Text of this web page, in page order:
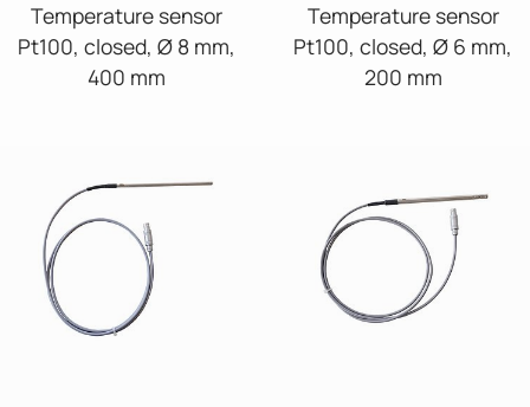
Temperature sensor
Pt100, closed, Ø 8 mm,
400 mm
Temperature sensor
Pt100, closed, Ø 6 mm,
200 mm